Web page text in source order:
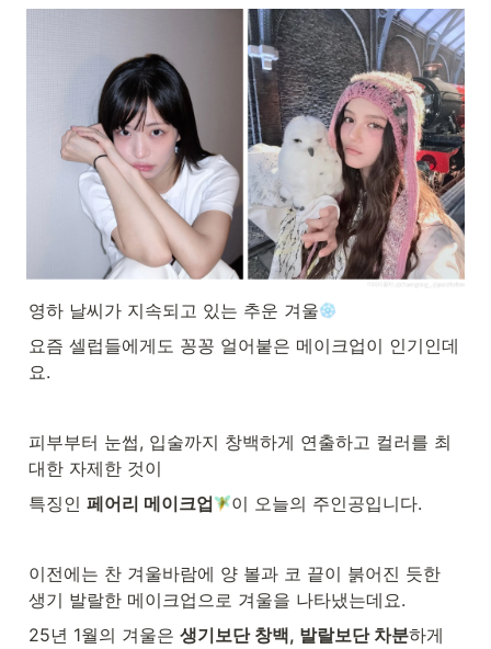
영하 날씨가 지속되고 있는 추운 겨울
요즘 셀럽들에게도 꽁꽁 얼어붙은 메이크업이 인기인데
요.
피부부터 눈썹, 입술까지 창백하게 연출하고 컬러를 최
대한 자제한 것이
특징인 페어리 메이크업 이 오늘의 주인공입니다.
이전에는 찬 겨울바람에 양 볼과 코 끝이 붉어진 듯한
생기 발랄한 메이크업으로 겨울을 나타냈는데요.
25년 1월의 겨울은 생기보단 창백, 발랄보단 차분하게